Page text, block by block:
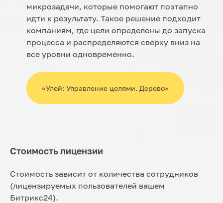
микрозадачи, которые помогают поэтапно
идти к результату. Такое решение подходит
компаниям, где цели определены до запуска
процесса и распределяются сверху вниз на
все уровни одновременно.
«Улей: Управление целями. Дерево»
Стоимость лицензии
Стоимость зависит от количества сотрудников
(лицензируемых пользователей вашем
Битрикс24).